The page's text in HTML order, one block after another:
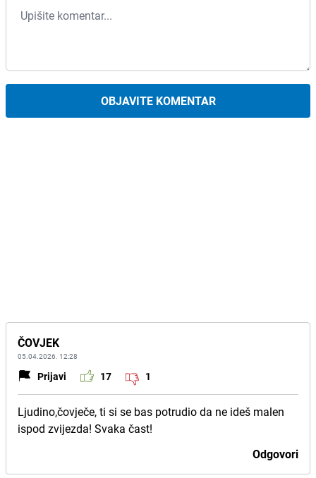
OBJAVITE KOMENTAR
ČOVJEK
05.04.2026. 12:28
Prijavi 17 1
Ljudino,čovječe, ti si se bas potrudio da ne ideš malen
ispod zvijezda! Svaka čast!
Odgovori